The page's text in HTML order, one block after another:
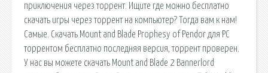
приключения через торрент. Ищите где можно бесплатно
скачать игры через торрент на компьютер? Тогда вам к нам!
Самые. Скачать Mount and Blade Prophesy of Pendor для PC
торрентом бесплатно последняя версия, торрент проверен.
У нас вы можете скачать Mount and Blade 2 Bannerlord